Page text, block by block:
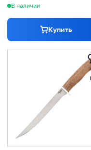
В наличии
Купить